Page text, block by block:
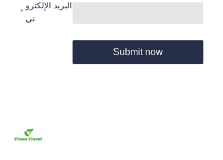
البريد الإلكترو
ني
Submit now